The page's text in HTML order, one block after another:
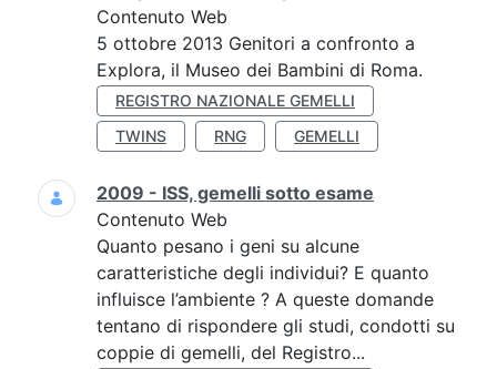
Contenuto Web
5 ottobre 2013 Genitori a confronto a
Explora, il Museo dei Bambini di Roma.
REGISTRO NAZIONALE GEMELLI
TWINS
RNG GEMELLI
2009 - ISS, gemelli sotto esame
Contenuto Web
Quanto pesano i geni su alcune
caratteristiche degli individui? E quanto
influisce l’ambiente ? A queste domande
tentano di rispondere gli studi, condotti su
coppie di gemelli, del Registro...